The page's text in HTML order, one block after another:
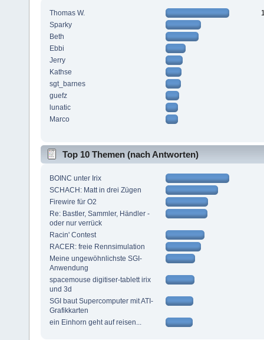
Thomas W.
Sparky
Beth
Ebbi
Jerry
Kathse
sgt_barnes
guefz
lunatic
Marco
Top 10 Themen (nach Antworten)
BOINC unter Irix
SCHACH: Matt in drei Zügen
Firewire für O2
Re: Bastler, Sammler, Händler -
oder nur verrück
Racin' Contest
RACER: freie Rennsimulation
Meine ungewöhnlichste SGI-
Anwendung
spacemouse digitiser-tablett irix
und 3d
SGI baut Supercomputer mit ATI-
Grafikkarten
ein Einhorn geht auf reisen...